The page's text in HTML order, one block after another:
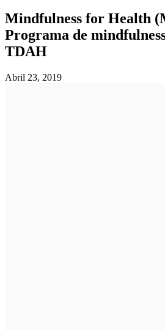
Mindfulness for Health
Programa de
TDAH
Abril 23, 2019